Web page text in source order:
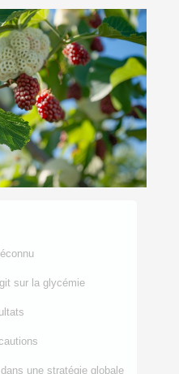
sur la glycémie
une stratégie globale